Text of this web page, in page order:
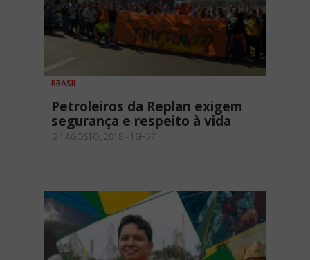
BRASIL
Petroleiros da Replan exigem
segurança e respeito à vida
24 AGOSTO, 2018 - 16H57